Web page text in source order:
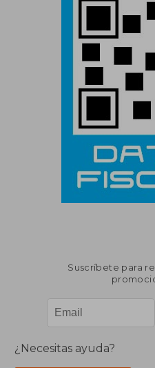
Suscríbete para
¿Necesitas ayuda?